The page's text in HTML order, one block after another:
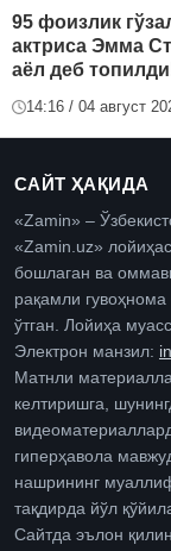
95 фоизлик
актриса Эмма
аёл деб
14:16 / 04 август
САЙТ ҲАҚИДА
«Zamin» –
«Zamin.uz»
бошлаган ва
рақамли
ўтган. Лойиҳа
Электрон манзил:
Матнли
келтиришга,
гиперҳавола
нашрининг
тақдирда йўл
Сайтда эълон